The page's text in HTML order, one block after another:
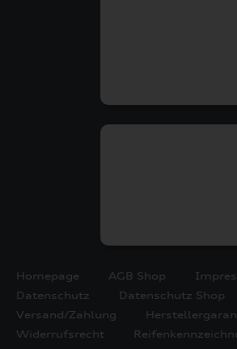
Homepage AGB Shop
Datenschutz
Datenschutz Shop
Versand/Zahlung
Widerrufsrecht